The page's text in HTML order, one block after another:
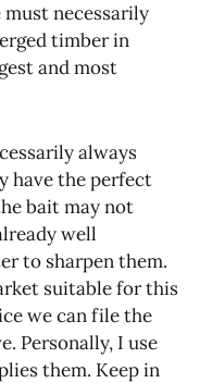
must necessarily
timber in
and most
always
have the perfect
bait may not
well
to sharpen them.
suitable for this
we can file the
Personally, I use
them. Keep in